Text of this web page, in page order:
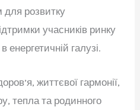
розвитку
учасників ринку
енергетичній галузі.
життєвої гармонії,
тепла та родинного